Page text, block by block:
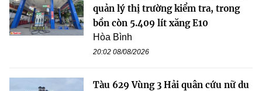
quản lý thị trường kiểm tra, trong
bồn còn 5.409 lít xăng E10
Hòa Bình
20:02 08/08/2026
Tàu 629 Vùng 3 Hải quân cứu nữ du